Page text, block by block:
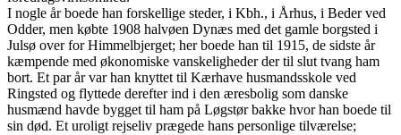
I nogle år boede han forskellige steder, i Kbh., i Århus, i Beder ved
Odder, men købte 1908 halvøen Dynæs med det gamle borgsted i
Julsø over for Himmelbjerget; her boede han til 1915, de sidste år
kæmpende med økonomiske vanskeligheder der til slut tvang ham
bort. Et par år var han knyttet til Kærhave husmandsskole ved
Ringsted og flyttede derefter ind i den æresbolig som danske
husmænd havde bygget til ham på Løgstør bakke hvor han boede til
sin død. Et uroligt rejseliv prægede hans personlige tilværelse;